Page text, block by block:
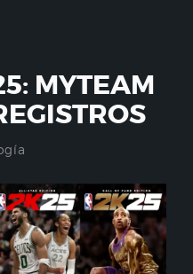
MYTEAM